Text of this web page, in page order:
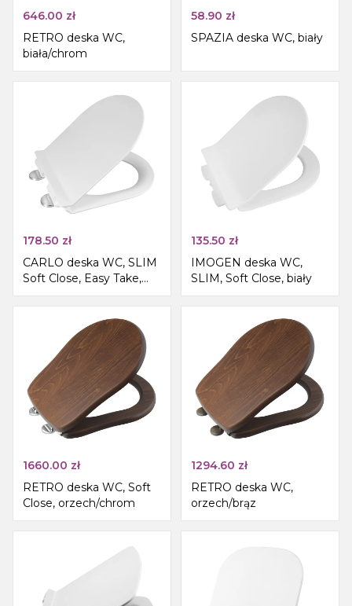
646.00 zł
RETRO deska WC,
biała/chrom
58.90 zł
SPAZIA deska WC, biały
178.50 zł
CARLO deska WC, SLIM
Soft Close, Easy Take,
biały
135.50 zł
IMOGEN deska WC,
SLIM, Soft Close, biały
1660.00 zł
RETRO deska WC, Soft
Close, orzech/chrom
1294.60 zł
RETRO deska WC,
orzech/brąz